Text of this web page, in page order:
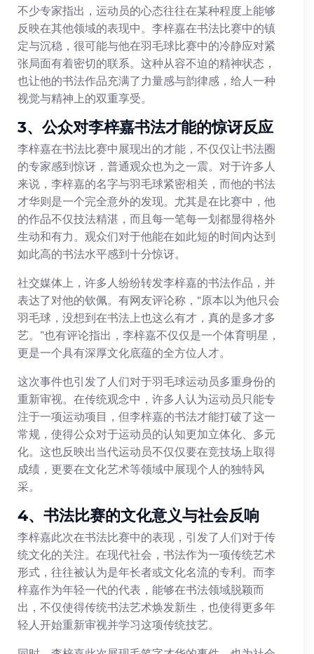
不少专家指出，运动员的心态往往在某种程度上能够
反映在其他领域的表现中。李梓嘉在书法比赛中的镇
定与沉稳，很可能与他在羽毛球比赛中的冷静应对紧
张局面有着密切的联系。这种从容不迫的精神状态，
也让他的书法作品充满了力量感与韵律感，给人一种
视觉与精神上的双重享受。
3、公众对李梓嘉书法才能的惊讶反应
李梓嘉在书法比赛中展现出的才能，不仅仅让书法圈
的专家感到惊讶，普通观众也为之一震。对于许多人
来说，李梓嘉的名字与羽毛球紧密相关，而他的书法
才华则是一个完全意外的发现。尤其是在比赛中，他
的作品不仅技法精湛，而且每一笔每一划都显得格外
生动和有力。观众们对于他能在如此短的时间内达到
如此高的书法水平感到十分惊讶。
社交媒体上，许多人纷纷转发李梓嘉的书法作品，并
表达了对他的钦佩。有网友评论称，“原本以为他只会
羽毛球，没想到在书法上也这么有才，真的是多才多
艺。”也有评论指出，李梓嘉不仅仅是一个体育明星，
更是一个具有深厚文化底蕴的全方位人才。
这次事件也引发了人们对于羽毛球运动员多重身份的
重新审视。在传统观念中，许多人认为运动员只能专
注于一项运动项目，但李梓嘉的书法才能打破了这一
常规，使得公众对于运动员的认知更加立体化、多元
化。这也反映出当代运动员不仅仅要在竞技场上取得
成绩，更要在文化艺术等领域中展现个人的独特风
采。
4、书法比赛的文化意义与社会反响
李梓嘉此次在书法比赛中的表现，引发了人们对于传
统文化的关注。在现代社会，书法作为一项传统艺术
形式，往往被认为是年长者或文化名流的专利。而李
梓嘉作为年轻一代的代表，能够在书法领域脱颖而
出，不仅使得传统书法艺术焕发新生，也使得更多年
轻人开始重新审视并学习这项传统技艺。